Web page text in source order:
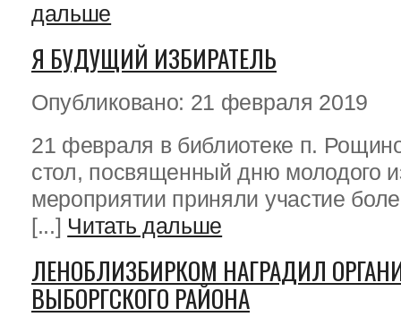
дальше
Я БУДУЩИЙ ИЗБИРАТЕЛЬ
Опубликовано: 21 февраля 2019
21 февраля в библиотеке п.
стол, посвященный дню молодого
мероприятии приняли участие
[...] Читать дальше
ЛЕНОБЛИЗБИРКОМ НАГРАДИЛ
ВЫБОРГСКОГО РАЙОНА